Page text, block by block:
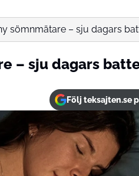
sömnmätare – sju dagars
– sju dagars
Följ teksajten.se